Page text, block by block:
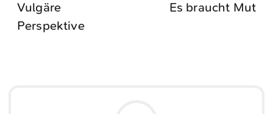
Vulgäre
Perspektive
Es braucht Mut